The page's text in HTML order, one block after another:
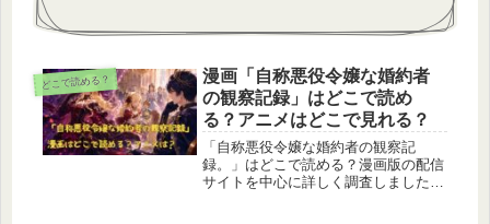
どこで読める？
漫画「自称悪役令嬢な婚約者
の観察記録」はどこで読め
る？アニメはどこで見れる？
「自称悪役令嬢な婚約者の観察記
録。」はどこで読める？漫画版の配信
サイトを中心に詳しく調査しました。